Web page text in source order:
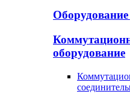
оборудование